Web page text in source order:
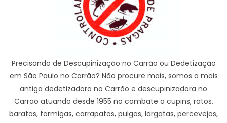
Precisando de Descupinização no Carrão ou Dedetização
em São Paulo no Carrão? Não procure mais, somos a mais
antiga dedetizadora no Carrão e descupinizadora no
Carrão atuando desde 1955 no combate a cupins, ratos,
baratas, formigas, carrapatos, pulgas, largatas, percevejos,